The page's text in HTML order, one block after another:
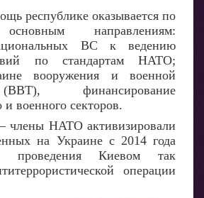
республике оказывается по
направлениям:
ВС к ведению
по стандартам НАТО;
вооружения и военной
финансирование
и военного секторов.
– члены НАТО активизировали
на Украине с 2014 года
проведения Киевом так
операции